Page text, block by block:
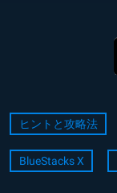
ヒントと攻略法
BlueStacks X